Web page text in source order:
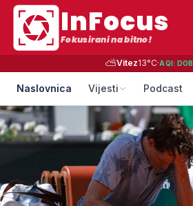
InFocus
Fokusirani na bitno!
⛅Vitez13°C·AQI:
Naslovnica Vijesti Podcast